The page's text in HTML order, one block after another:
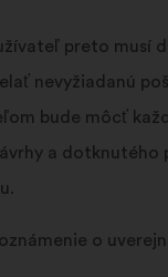
preto musí
nevyžiadanú
bude môcť
a dotknutého
o